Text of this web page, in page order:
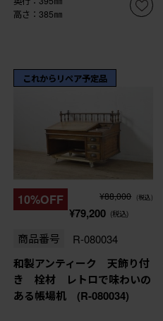
高さ：385㎜
これからリペア予定品
10%OFF ¥88,000 (税込)
¥79,200 (税込)
商品番号 R-080034
和製アンティーク 天飾り付
き 栓材 レトロで味わいの
ある帳場机 (R-080034)